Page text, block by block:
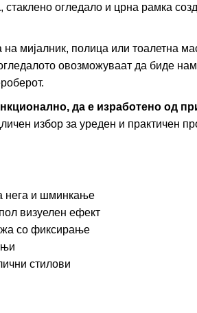
, стаклено огледало и црна рамка
мијалник, полица или тоалетна
овозможуваат да биде
да е изработено од
избор за уреден и практичен
нега и шминкање
визуелен ефект
со фиксирање
стилови